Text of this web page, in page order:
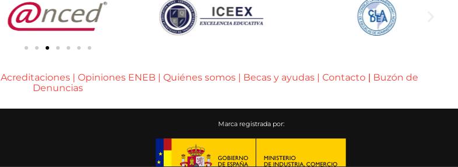
Acreditaciones | Opiniones ENEB | Quiénes somos | Becas y ayudas | Contacto | Buzón de
Denuncias
Marca registrada por: